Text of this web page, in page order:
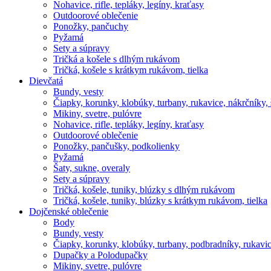
Nohavice, rifle, tepláky, legíny, kraťasy
Outdoorové oblečenie
Ponožky, pančuchy
Pyžamá
Sety a súpravy
Tričká a košele s dlhým rukávom
Tričká, košele s krátkym rukávom, tielka
Dievčatá
Bundy, vesty
Čiapky, korunky, klobúky, turbany, rukavice, nákrčníky,
Mikiny, svetre, pulóvre
Nohavice, rifle, tepláky, legíny, kraťasy
Outdoorové oblečenie
Ponožky, pančušky, podkolienky
Pyžamá
Šaty, sukne, overaly
Sety a súpravy
Tričká, košele, tuniky, blúzky s dlhým rukávom
Tričká, košele, tuniky, blúzky s krátkym rukávom, tielka
Dojčenské oblečenie
Body
Bundy, vesty
Čiapky, korunky, klobúky, turbany, podbradníky,
Dupačky a Polodupačky
Mikiny, svetre, pulóvre